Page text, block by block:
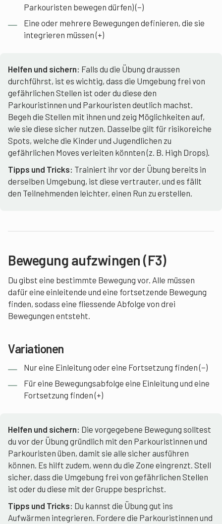
Parkouristen bewegen dürfen) (−)
Eine oder mehrere Bewegungen definieren, die sie
integrieren müssen (+)
Helfen und sichern: Falls du die Übung draussen
durchführst, ist es wichtig, dass die Umgebung frei von
gefährlichen Stellen ist oder du diese den
Parkouristinnen und Parkouristen deutlich machst.
Begeh die Stellen mit ihnen und zeig Möglichkeiten auf,
wie sie diese sicher nutzen. Dasselbe gilt für risikoreiche
Spots, welche die Kinder und Jugendlichen zu
gefährlichen Moves verleiten könnten (z. B. High Drops).
Tipps und Tricks: Trainiert ihr vor der Übung bereits in
derselben Umgebung, ist diese vertrauter, und es fällt
den Teilnehmenden leichter, einen Run zu erstellen.
Bewegung aufzwingen (F3)
Du gibst eine bestimmte Bewegung vor. Alle müssen
dafür eine einleitende und eine fortsetzende Bewegung
finden, sodass eine fliessende Abfolge von drei
Bewegungen entsteht.
Variationen
Nur eine Einleitung oder eine Fortsetzung finden (−)
Für eine Bewegungsabfolge eine Einleitung und eine
Fortsetzung finden (+)
Helfen und sichern: Die vorgegebene Bewegung solltest
du vor der Übung gründlich mit den Parkouristinnen und
Parkouristen üben, damit sie alle sicher ausführen
können. Es hilft zudem, wenn du die Zone eingrenzt. Stell
sicher, dass die Umgebung frei von gefährlichen Stellen
ist oder du diese mit der Gruppe besprichst.
Tipps und Tricks: Du kannst die Übung gut ins
Aufwärmen integrieren. Fordere die Parkouristinnen und